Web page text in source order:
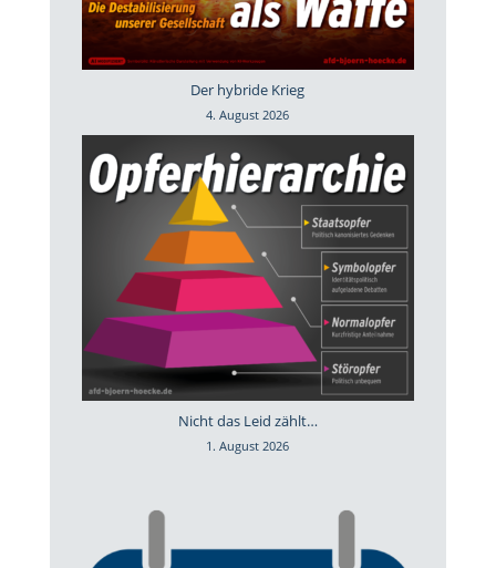
Der hybride Krieg
4. August 2026
Nicht das Leid zählt…
1. August 2026